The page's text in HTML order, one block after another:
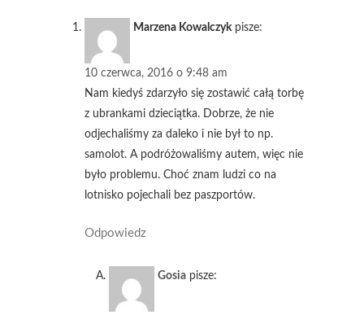
Marzena Kowalczyk pisze:
10 czerwca, 2016 o 9:48 am
Nam kiedyś zdarzyło się zostawić całą torbę
z ubrankami dzieciątka. Dobrze, że nie
odjechaliśmy za daleko i nie był to np.
samolot. A podróżowaliśmy autem, więc nie
było problemu. Choć znam ludzi co na
lotnisko pojechali bez paszportów.
Odpowiedz
Gosia pisze: